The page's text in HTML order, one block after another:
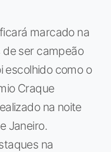
marcado na
de ser campeão
escolhido como o
Craque
na noite
Janeiro.
na